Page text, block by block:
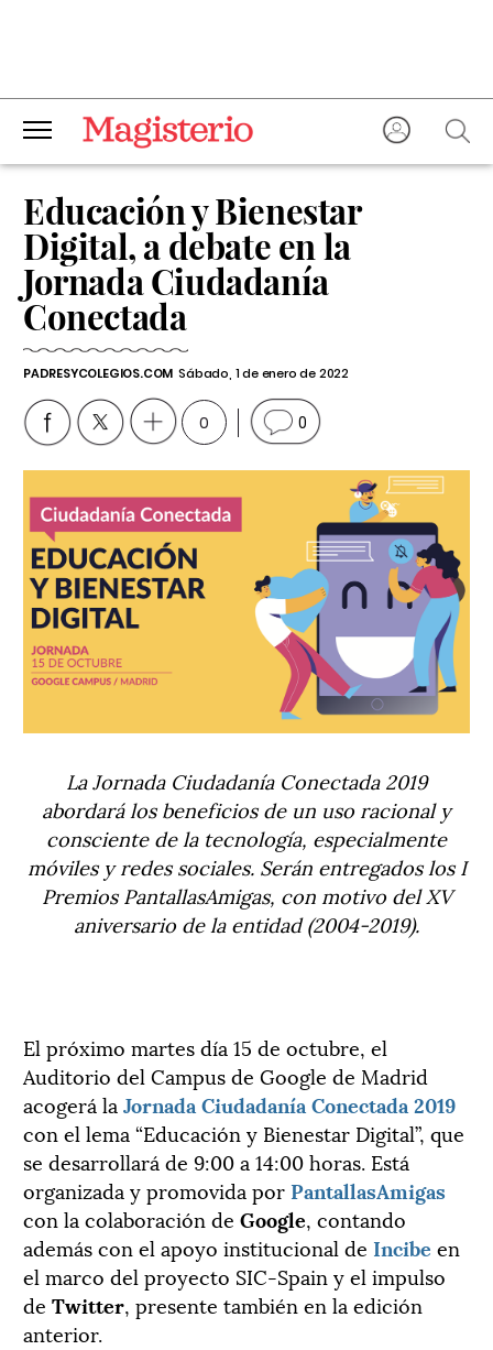
Educación y Bienestar
Digital, a debate en la
Jornada Ciudadanía
Conectada
PADRESYCOLEGIOS.COM Sábado, 1 de enero de 2022
0 0
La Jornada Ciudadanía Conectada 2019
abordará los beneficios de un uso racional y
consciente de la tecnología, especialmente
móviles y redes sociales. Serán entregados los I
Premios PantallasAmigas, con motivo del XV
aniversario de la entidad (2004-2019).
El próximo martes día 15 de octubre, el
Auditorio del Campus de Google de Madrid
acogerá la Jornada Ciudadanía Conectada 2019
con el lema “Educación y Bienestar Digital”, que
se desarrollará de 9:00 a 14:00 horas. Está
organizada y promovida por PantallasAmigas
con la colaboración de Google, contando
además con el apoyo institucional de Incibe en
el marco del proyecto SIC-Spain y el impulso
de Twitter, presente también en la edición
anterior.